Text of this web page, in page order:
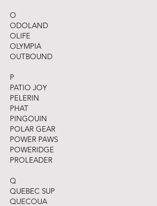
O
ODOLAND
OLIFE
OLYMPIA
OUTBOUND
P
PATIO JOY
PELERIN
PHAT
PINGOUIN
POLAR GEAR
POWER PAWS
POWERIDGE
PROLEADER
Q
QUEBEC SUP
QUECOUA